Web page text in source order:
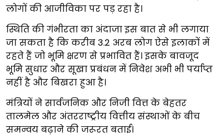
लोगों की आजीविका पर पड़ रहा है।
स्थिति की गंभीरता का अंदाजा इस बात से भी लगाया
जा सकता है कि करीब 3.2 अरब लोग ऐसे इलाकों में
रहते हैं जो भूमि क्षरण से प्रभावित हैं। इसके बावजूद
भूमि सुधार और सूखा प्रबंधन में निवेश अभी भी पर्याप्त
नहीं है और बिखरा हुआ है।
मंत्रियों ने सार्वजनिक और निजी वित्त के बेहतर
तालमेल और अंतरराष्ट्रीय वित्तीय संस्थाओं के बीच
समन्वय बढ़ाने की जरूरत बताई।